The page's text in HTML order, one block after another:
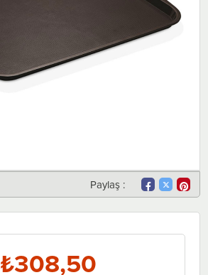
Paylaş :
₺308,50